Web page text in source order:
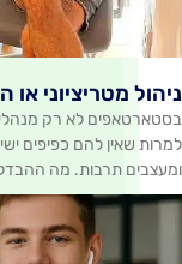
או
לא רק מנהלים ישירים
כפיפים ישירים, הם
מה ההבדלים וקווי